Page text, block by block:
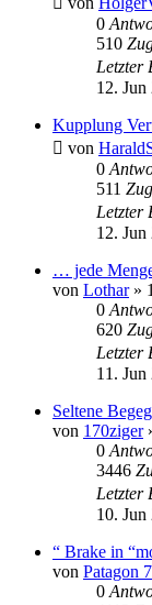
0
510
Letzter
12. Jun
Kupplung
von
0
511
Letzter
12. Jun
… jede
von Lothar»
0
620
Letzter
11. Jun
Seltene
von 170ziger
0
3446
Letzter
10. Jun
“ Brake in
von Patagon
0